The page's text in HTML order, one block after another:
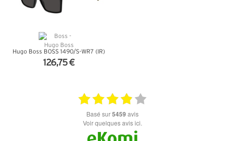
Hugo Boss BOSS 1490/S-WR7 (IR)
126,75 €
basé sur5459 avis
Voir quelques avis ici.